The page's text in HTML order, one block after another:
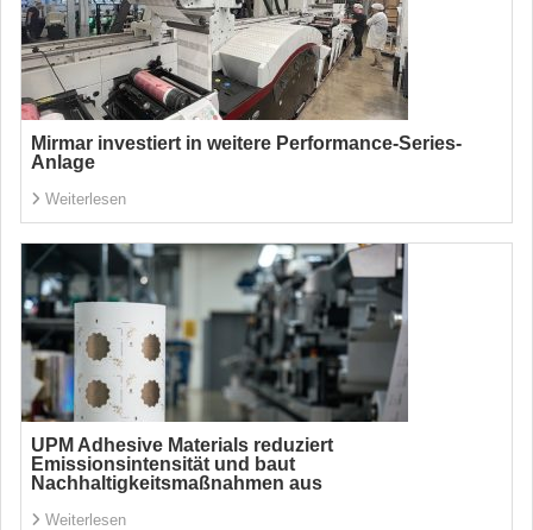
Mirmar investiert in weitere Performance-Series-
Anlage
Weiterlesen
UPM Adhesive Materials reduziert
Emissionsintensität und baut
Nachhaltigkeitsmaßnahmen aus
Weiterlesen